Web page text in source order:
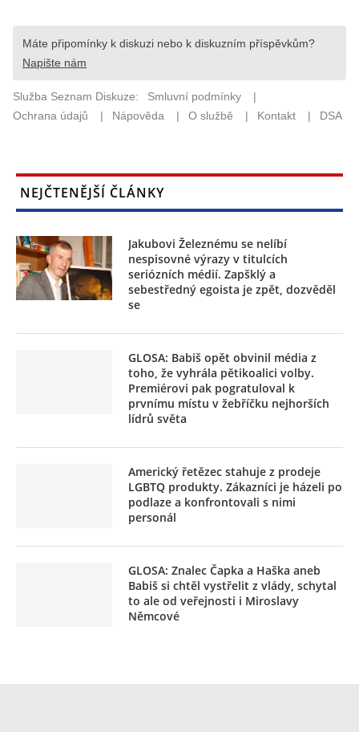
NEJČTENĚJŠÍ ČLÁNKY
Jakubovi Železnému se nelíbí
nespisovné výrazy v titulcích
seriózních médií. Zapšklý a
sebestředný egoista je zpět, dozvěděl
se
GLOSA: Babiš opět obvinil média z
toho, že vyhrála pětikoalici volby.
Premiérovi pak pogratuloval k
prvnímu místu v žebříčku nejhorších
lídrů světa
Americký řetězec stahuje z prodeje
LGBTQ produkty. Zákazníci je házeli po
podlaze a konfrontovali s nimi
personál
GLOSA: Znalec Čapka a Haška aneb
Babiš si chtěl vystřelit z vlády, schytal
to ale od veřejnosti i Miroslavy
Němcové